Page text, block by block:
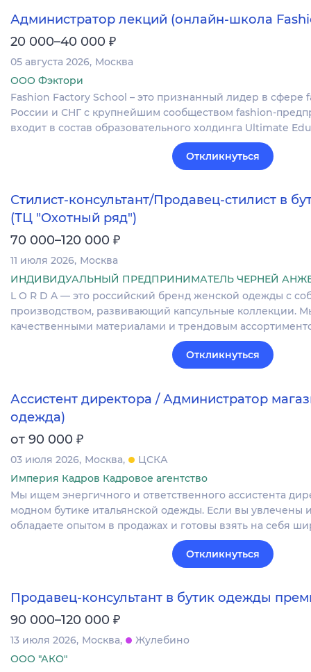
Администратор лекций (онлайн-школа
20 000–40 000 ₽
05 августа 2026 Москва
ООО Фэктори
Fashion Factory School – это признанный лидер в сфере
России и СНГ с крупнейшим сообществом fashion-
входит в состав образовательного холдинга Ultimate
Откликнуться
Стилист-консультант/Продавец-стилист в
(ТЦ "Охотный ряд")
70 000–120 000 ₽
11 июля 2026 Москва
ИНДИВИДУАЛЬНЫЙ ПРЕДПРИНИМАТЕЛЬ ЧЕРНЕЙ
L O R D A — это​​ российский бренд женской одежды с
производством, развивающий капсульные коллекции.
качественными материалами и трендовым
Откликнуться
Ассистент директора / Администратор
одежда)
от 90 000 ₽
03 июля 2026 Москва
ЦСКА
Империя Кадров Кадровое агентство
Мы ищем энергичного и ответственного ассистента
модном бутике итальянской одежды. Если вы увлечены
обладаете опытом в продажах и готовы взять на себя
Откликнуться
Продавец-консультант в бутик одежды
90 000–120 000 ₽
13 июля 2026 Москва
Жулебино
ООО "АКО"